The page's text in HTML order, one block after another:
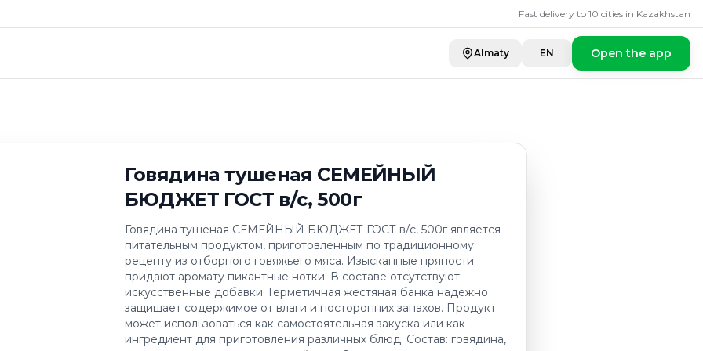
Fast delivery to 10 cities in Kazakhstan
Almaty EN Open the app
Говядина тушеная СЕМЕЙНЫЙ
БЮДЖЕТ ГОСТ в/с, 500г
Говядина тушеная СЕМЕЙНЫЙ БЮДЖЕТ ГОСТ в/с, 500г является
питательным продуктом, приготовленным по традиционному
рецепту из отборного говяжьего мяса. Изысканные пряности
придают аромату пикантные нотки. В составе отсутствуют
искусственные добавки. Герметичная жестяная банка надежно
защищает содержимое от влаги и посторонних запахов. Продукт
может использоваться как самостоятельная закуска или как
ингредиент для приготовления различных блюд. Состав: говядина,
тушеная СЕМЕЙНЫЙ БЮДЖЕТ ГОСТ